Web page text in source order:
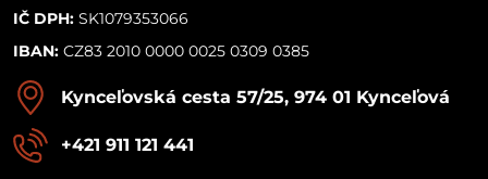
IČ DPH: SK1079353066
IBAN: CZ83 2010 0000 0025 0309 0385
Kynceľovská cesta 57/25, 974 01 Kynceľová
+421 911 121 441